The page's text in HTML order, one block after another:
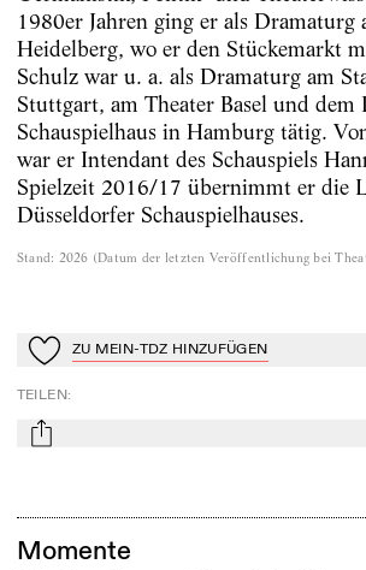
1980er Jahren ging er als Dramaturg
Heidelberg, wo er den Stückemarkt
Schulz war u. a. als Dramaturg am
Stuttgart, am Theater Basel und dem
Schauspielhaus in Hamburg tätig.
war er Intendant des Schauspiels
Spielzeit 2016/17 übernimmt er die
Düsseldorfer Schauspielhauses.
Stand: 2026 ( Datum der letzten Veröffentlichung bei
Zu Mein-TdZ hinzufügen
ZU MEIN-TDZ HINZUFÜGEN
TEILEN:
mail
Momente